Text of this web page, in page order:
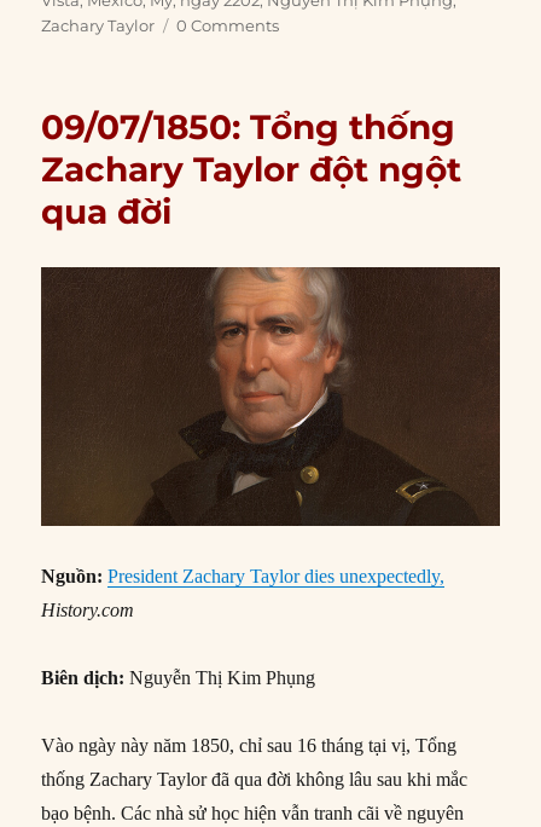
Zachary Taylor
0 Comments
09/07/1850: Tổng thống
Zachary Taylor đột ngột
qua đời
Nguồn:President Zachary Taylor dies unexpectedly,
History.com
Biên dịch: Nguyễn Thị Kim Phụng
Vào ngày này năm 1850, chỉ sau 16 tháng tại vị, Tổng
thống Zachary Taylor đã qua đời không lâu sau khi mắc
bạo bệnh. Các nhà sử học hiện vẫn tranh cãi về nguyên